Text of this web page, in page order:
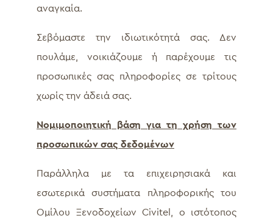
αναγκαία.
Σεβόμαστε την ιδιωτικότητά σας. Δεν
πουλάμε, νοικιάζουμε ή παρέχουμε τις
προσωπικές σας πληροφορίες σε τρίτους
χωρίς την άδειά σας.
Νομιμοποιητική βάση για τη χρήση των
προσωπικών σας δεδομένων
Παράλληλα με τα επιχειρησιακά και
εσωτερικά συστήματα πληροφορικής του
Ομίλου Ξενοδοχείων Civitel, ο ιστότοπος